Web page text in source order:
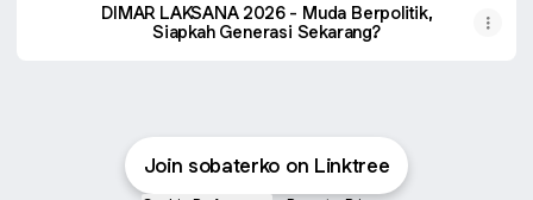
DIMAR LAKSANA 2026 - Muda Berpolitik,
Siapkah Generasi Sekarang?
Join sobaterko on Linktree